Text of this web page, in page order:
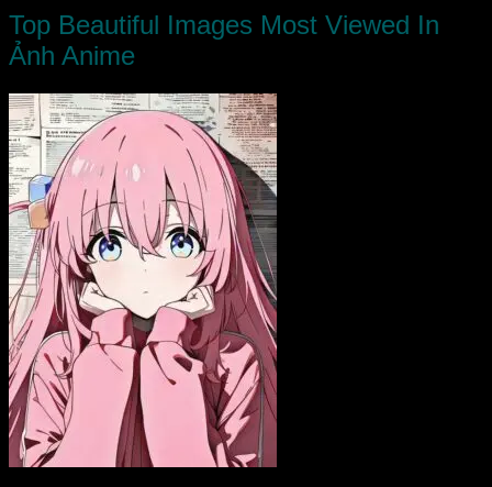
Top Beautiful Images Most Viewed In
Ảnh Anime